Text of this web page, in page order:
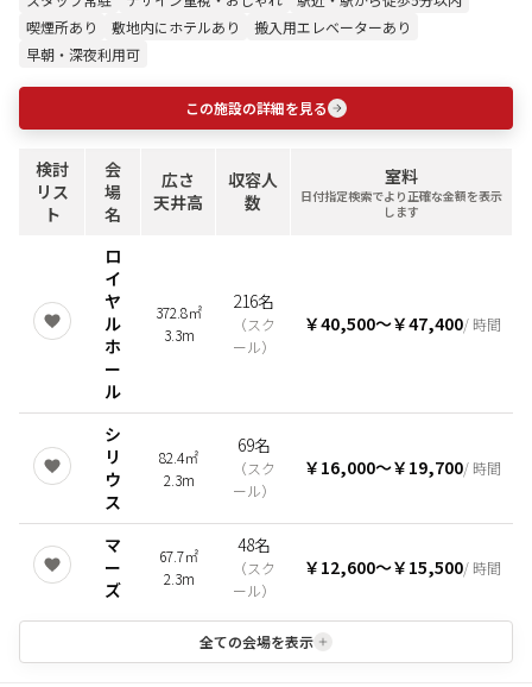
喫煙所あり
敷地内にホテルあり
搬入用エレベーターあり
早朝・深夜利用可
この施設の詳細を見る
検討
リス
ト
会
場
名
広さ
天井高
収容人
数
室料
日付指定検索でより正確な金額を表示
します
ロ
イ
ヤ
ル
ホ
ー
ル
372.8㎡
3.3m
216名
（スク
ール）
￥40,500〜￥47,400/ 時間
シ
リ
ウ
ス
82.4㎡
2.3m
69名
（スク
ール）
￥16,000〜￥19,700/ 時間
マ
ー
ズ
67.7㎡
2.3m
48名
（スク
ール）
￥12,600〜￥15,500/ 時間
全ての会場を表示